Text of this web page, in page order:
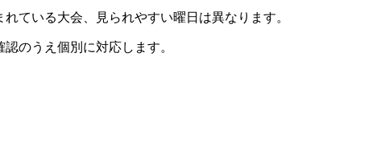
ている大会、見られやすい曜日は異なります。
のうえ個別に対応します。